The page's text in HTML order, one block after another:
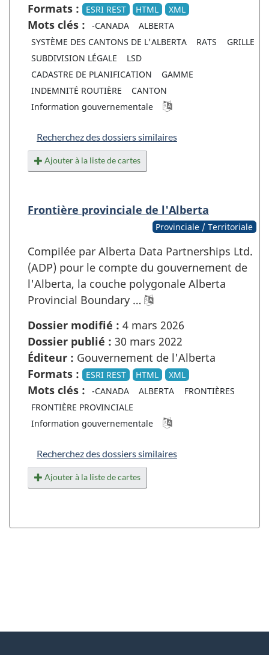
Formats :
ESRI REST HTML XML
Mots clés : -CANADA
ALBERTA
SYSTÈME DES CANTONS DE L'ALBERTA
RATS
GRILLE
SUBDIVISION LÉGALE
LSD
CADASTRE DE PLANIFICATION
GAMME
INDEMNITÉ ROUTIÈRE
CANTON
Information gouvernementale
Recherchez des dossiers similaires
Ajouter à la liste de cartes
Frontière provinciale de l'Alberta
Provinciale / Territoriale
Compilée par Alberta Data Partnerships Ltd.
(ADP) pour le compte du gouvernement de
l'Alberta, la couche polygonale Alberta
Provincial Boundary …
Dossier modifié : 4 mars 2026
Dossier publié : 30 mars 2022
Éditeur : Gouvernement de l'Alberta
Formats :
ESRI REST HTML XML
Mots clés : -CANADA ALBERTA
FRONTIÈRES
FRONTIÈRE PROVINCIALE
Information gouvernementale
Recherchez des dossiers similaires
Ajouter à la liste de cartes
D